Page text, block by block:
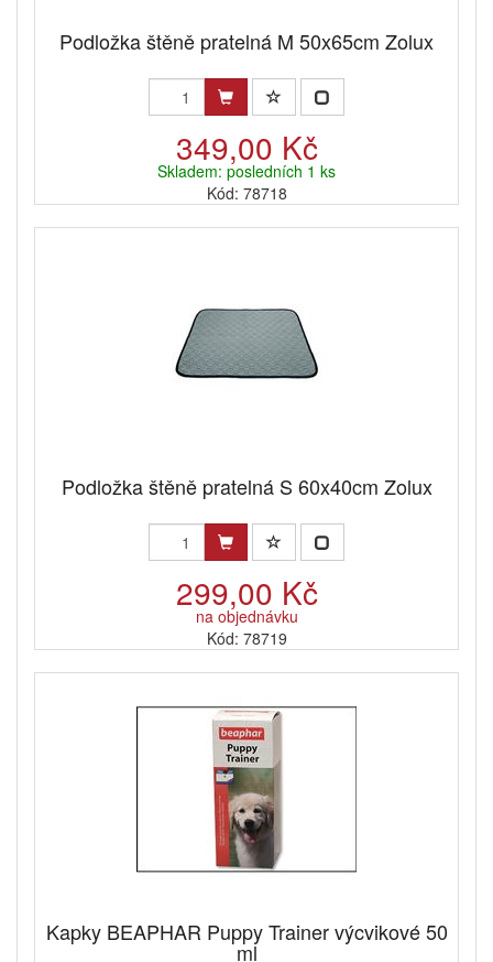
Podložka štěně pratelná M 50x65cm Zolux
349,00 Kč
Skladem: posledních 1 ks
Kód: 78718
Podložka štěně pratelná S 60x40cm Zolux
299,00 Kč
na objednávku
Kód: 78719
Kapky BEAPHAR Puppy Trainer výcvikové 50
ml